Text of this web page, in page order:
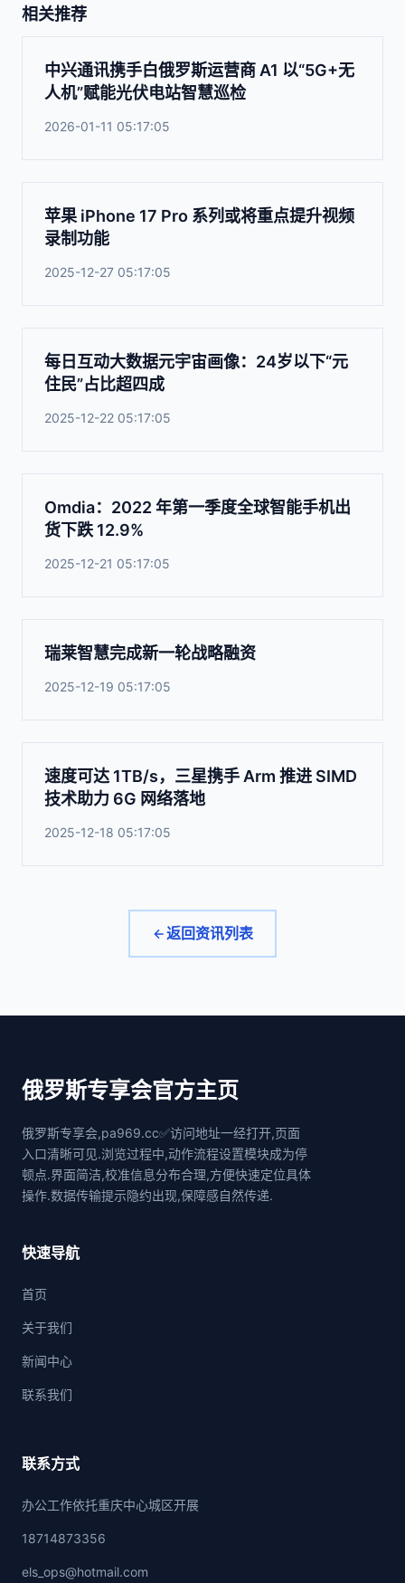
相关推荐
中兴通讯携手白俄罗斯运营商 A1 以“5G+无
人机”赋能光伏电站智慧巡检
2026-01-11 05:17:05
苹果 iPhone 17 Pro 系列或将重点提升视频
录制功能
2025-12-27 05:17:05
每日互动大数据元宇宙画像：24岁以下“元
住民”占比超四成
2025-12-22 05:17:05
Omdia：2022 年第一季度全球智能手机出
货下跌 12.9%
2025-12-21 05:17:05
瑞莱智慧完成新一轮战略融资
2025-12-19 05:17:05
速度可达 1TB/s，三星携手 Arm 推进 SIMD
技术助力 6G 网络落地
2025-12-18 05:17:05
返回资讯列表
俄罗斯专享会官方主页
俄罗斯专享会,pa969.cc✅访问地址一经打开,页面
入口清晰可见.浏览过程中,动作流程设置模块成为停
顿点.界面简洁,校准信息分布合理,方便快速定位具体
操作.数据传输提示隐约出现,保障感自然传递.
快速导航
首页
关于我们
新闻中心
联系我们
联系方式
办公工作依托重庆中心城区开展
18714873356
els_ops@hotmail.com